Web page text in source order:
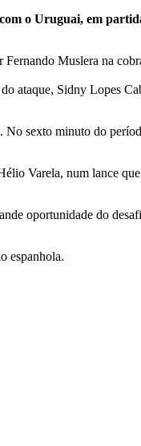
o Uruguai, em
Muslera na
ataque, Sidny Lopes
sexto minuto do
Varela, num lance
oportunidade do
espanhola.